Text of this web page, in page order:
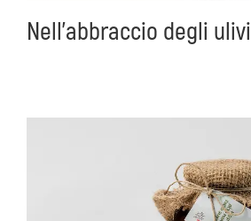
Nell'abbraccio degli ulivi